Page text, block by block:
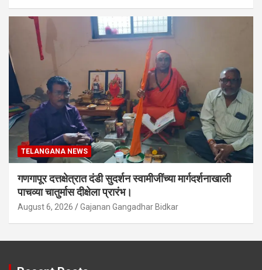
TELANGANA NEWS
गणगापूर दत्तक्षेत्रात दंडी सुदर्शन स्वामीजींच्या मार्गदर्शनाखाली
पाचव्या चातुर्मास दीक्षेला प्रारंभ।
August 6, 2026 Gajanan Gangadhar Bidkar